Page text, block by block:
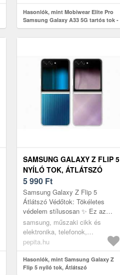
Hasonlók, mint Mobiwear Elite Pro
Samsung Galaxy A33 5G tartós tok -
EP68E
SAMSUNG GALAXY Z FLIP 5
NYÍLÓ TOK, ÁTLÁTSZÓ
5 990 Ft
Samsung Galaxy Z Flip 5
Átlátszó Védőtok: Tökéletes
védelem stílusosan ✨ Ez az
átlátszó védőtok tökéletesen
illeszkedik a Samsung Galaxy Z
Flip 5 t...
samsung, műszaki cikk és
elektronika, telefonok,
telefontokok
pepita.hu
Hasonlók, mint Samsung Galaxy Z
Flip 5 nyíló tok, Átlátszó